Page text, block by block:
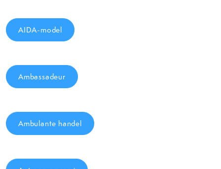
AIDA-model
Ambassadeur
Ambulante handel